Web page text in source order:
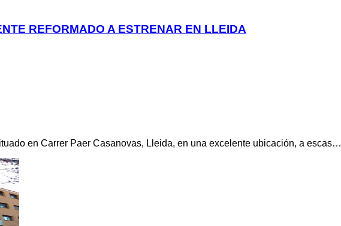
REFORMADO A ESTRENAR EN LLEIDA
en Carrer Paer Casanovas, Lleida, en una excelente ubicación, a escas…